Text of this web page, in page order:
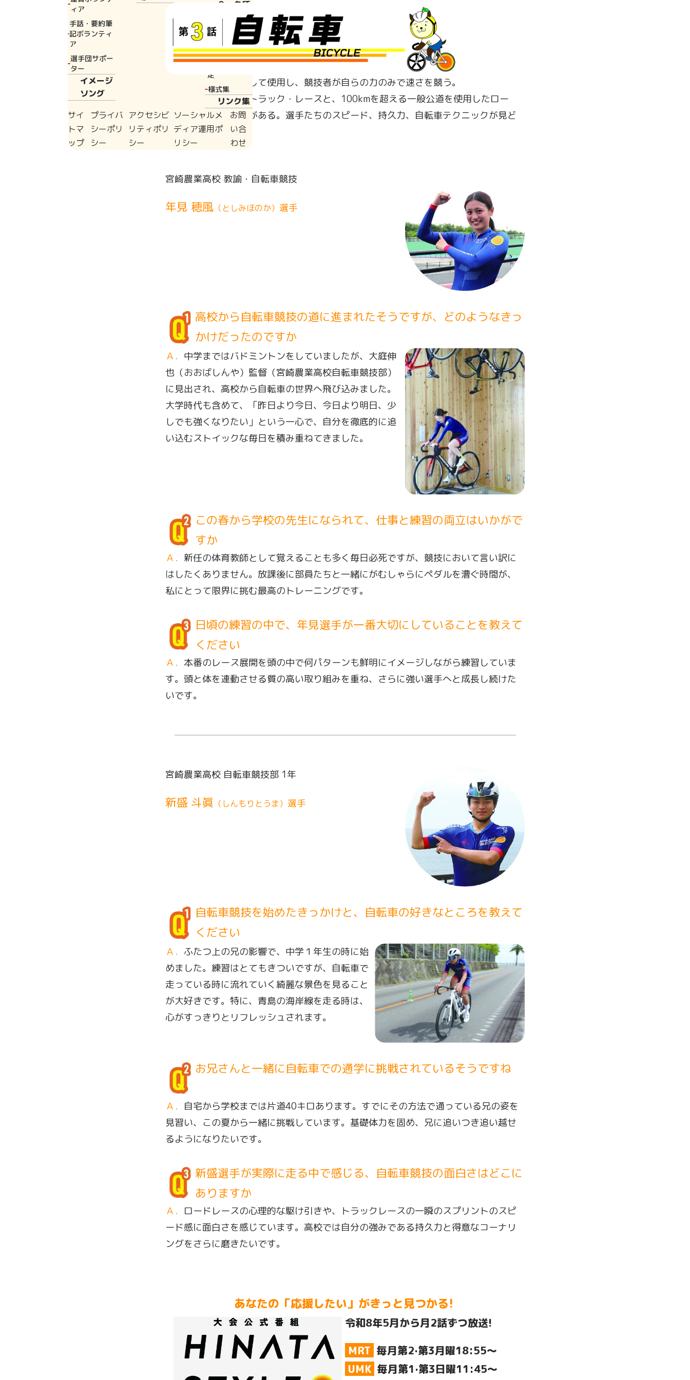
ィア
手話・要約筆
記ボランティ
ア
選手団サポー
ター
イメージ
ソング
会・各種
方針・規
実行委員会
各種方針・規
定
様式集
リンク集
サイ
トマ
ップ
プライバ
シーポリ
シー
アクセシビ
リティポリ
シー
ソーシャルメ
ディア運用ポ
リシー
お問
い合
わせ
自転車を競技用具として使用し、競技者が自らの力のみで速さを競う。
競技場内で行われるトラック・レースと、100kmを超える一般公道を使用したロー
ド・レースの２種目がある。選手たちのスピード、持久力、自転車テクニックが見ど
ころ。
宮崎農業高校 教諭・自転車競技
年見 穂風 （としみほのか） 選手
高校から自転車競技の道に進まれたそうですが、どのようなきっ
かけだったのですか
Ａ． 中学まではバドミントンをしていましたが、大庭伸
也（おおばしんや）監督（宮崎農業高校自転車競技部）
に見出され、高校から自転車の世界へ飛び込みました。
大学時代も含めて、「昨日より今日、今日より明日、少
しでも強くなりたい」という一心で、自分を徹底的に追
い込むストイックな毎日を積み重ねてきました。
この春から学校の先生になられて、仕事と練習の両立はいかがで
すか
Ａ． 新任の体育教師として覚えることも多く毎日必死ですが、競技において言い訳に
はしたくありません。放課後に部員たちと一緒にがむしゃらにペダルを漕ぐ時間が、
私にとって限界に挑む最高のトレーニングです。
日頃の練習の中で、年見選手が一番大切にしていることを教えて
ください
Ａ． 本番のレース展開を頭の中で何パターンも鮮明にイメージしながら練習していま
す。頭と体を連動させる質の高い取り組みを重ね、さらに強い選手へと成長し続けた
いです。
宮崎農業高校 自転車競技部 1年
新盛 斗眞 （しんもりとうま） 選手
自転車競技を始めたきっかけと、自転車の好きなところを教えて
ください
Ａ． ふたつ上の兄の影響で、中学１年生の時に始
めました。練習はとてもきついですが、自転車で
走っている時に流れていく綺麗な景色を見ること
が大好きです。特に、青島の海岸線を走る時は、
心がすっきりとリフレッシュされます。
お兄さんと一緒に自転車での通学に挑戦されているそうですね
Ａ． 自宅から学校までは片道40キロあります。すでにその方法で通っている兄の姿を
見習い、この夏から一緒に挑戦しています。基礎体力を固め、兄に追いつき追い越せ
るようになりたいです。
新盛選手が実際に走る中で感じる、自転車競技の面白さはどこに
ありますか
Ａ． ロードレースの心理的な駆け引きや、トラックレースの一瞬のスプリントのスピ
ード感に面白さを感じています。高校では自分の強みである持久力と得意なコーナリ
ングをさらに磨きたいです。
あなたの「応援したい」がきっと見つかる!
令和8年5月から月2話ずつ放送!
MRT 毎月第2·第3月曜18:55～
UMK 毎月第1·第3日曜11:45～